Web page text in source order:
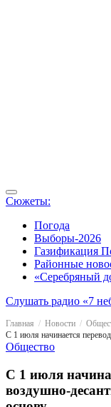
Сюжеты:
Погода
Выборы-2026
Газификация
Районные
«Серебряный
Слушать радио «7
Главная Новости
Общество
С 1 июля
воздушно-